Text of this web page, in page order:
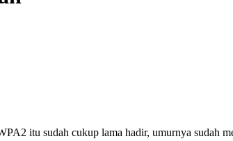
itu sudah cukup lama hadir, umurnya sudah